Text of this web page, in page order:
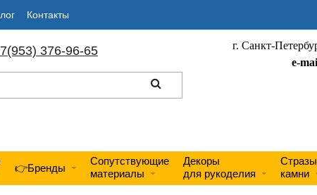
Контакты
г. Санкт-
e-
376-96-65
👉Бренды
Сопутствующие
материалы
Декоры
для рукоделия
Стразы
камни